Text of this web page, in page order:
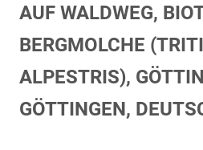
AUF WALDWEG,
BERGMOLCHE
ALPESTRIS),
GÖTTINGEN,